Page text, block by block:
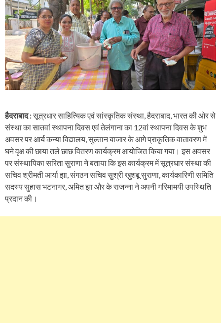
हैदराबाद :सूत्रधार साहित्यिक एवं सांस्कृतिक संस्था, हैदराबाद, भारत की ओर से
संस्था का सातवां स्थापना दिवस एवं तेलंगाना का 12वां स्थापना दिवस के शुभ
अवसर पर आर्य कन्या विद्यालय, सुल्तान बाजार के आगे प्राकृतिक वातावरण में
घने वृक्ष की छाया तले छाछ वितरण कार्यक्रम आयोजित किया गया। इस अवसर
पर संस्थापिका सरिता सुराणा ने बताया कि इस कार्यक्रम में सूत्रधार संस्था की
सचिव श्रीमती आर्या झा, संगठन सचिव सुश्री खुशबू सुराणा, कार्यकारिणी समिति
सदस्य सुहास भटनागर, अमित झा और के राजन्ना ने अपनी गरिमामयी उपस्थिति
प्रदान की।